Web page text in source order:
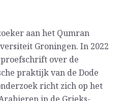
aan het Qumran
Groningen. In 2022
over de
praktijk van de Dode
richt zich op het